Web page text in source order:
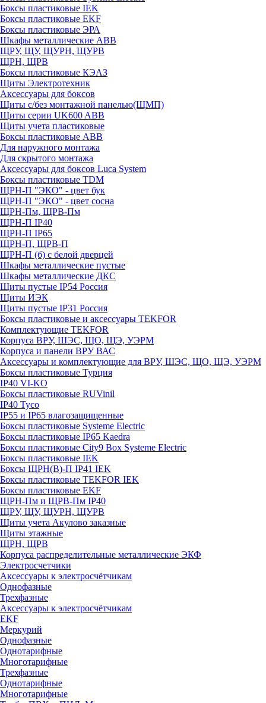
Боксы пластиковые IEK
Боксы пластиковые EKF
Боксы пластиковые ЭРА
Шкафы металлические ABB
ЩРУ, ЩУ, ЩУРН, ЩУРВ
ЩРН, ЩРВ
Боксы пластиковые КЭАЗ
Щиты Электротехник
Аксессуары для боксов
Щиты с/без монтажной панелью(ЩМП)
Щиты серии UK600 ABB
Щиты учета пластиковые
Боксы пластиковые ABB
Для наружного монтажа
Для скрытого монтажа
Аксессуары для боксов Luca System
Боксы пластиковые TDM
ЩРН-П "ЭКО" - цвет бук
ЩРН-П "ЭКО" - цвет сосна
ЩРН-Пм, ЩРВ-Пм
ЩРН-П IP40
ЩРН-П IP65
ЩРН-П, ЩРВ-П
ЩРН-П (б) с белой дверцей
Шкафы металлические пустые
Шкафы металлические ДКС
Щиты пустые IP54 Россия
Щиты ИЭК
Щиты пустые IP31 Россия
Боксы пластиковые и аксессуары TEKFOR
Комплектующие TEKFOR
Корпуса ВРУ, ШЭС, ЩО, ЩЭ, УЭРМ
Корпуса и панели ВРУ ВАС
Аксессуары и комплектующие для ВРУ, ШЭС, ЩО, ЩЭ, УЭРМ
Боксы пластиковые Турция
IP40 VI-KO
Боксы пластиковые RUVinil
IP40 Тусо
IP55 и IP65 влагозащищенные
Боксы пластиковые Systeme Electric
Боксы пластиковые IP65 Kaedra
Боксы пластиковые City9 Box Systeme Electric
Боксы пластиковые IEK
Боксы ЩРН(В)-П IP41 IEK
Боксы пластиковые TEKFOR IEK
Боксы пластиковые EKF
ЩРН-Пм и ЩРВ-Пм IP40
ЩРУ, ЩУ, ЩУРН, ЩУРВ
Щиты учета Акулово заказные
Щиты этажные
ЩРН, ЩРВ
Корпуса распределительные металлические ЭКФ
Электросчетчики
Аксессуары к электросчётчикам
Однофазные
Трехфазные
Аксессуары к электросчётчикам
EKF
Меркурий
Однофазные
Однотарифные
Многотарифные
Трехфазные
Однотарифные
Многотарифные